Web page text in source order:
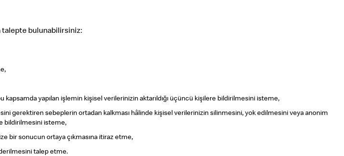
talepte bulunabilirsiniz:
yapılan işlemin kişisel verilerinizin aktarıldığı üçüncü kişilere bildirilmesini isteme,
gerektiren sebeplerin ortadan kalkması hâlinde kişisel verilerinizin silinmesini, yok edilmesini veya anonim
bildirilmesini isteme,
bir sonucun ortaya çıkmasına itiraz etme,
talep etme.